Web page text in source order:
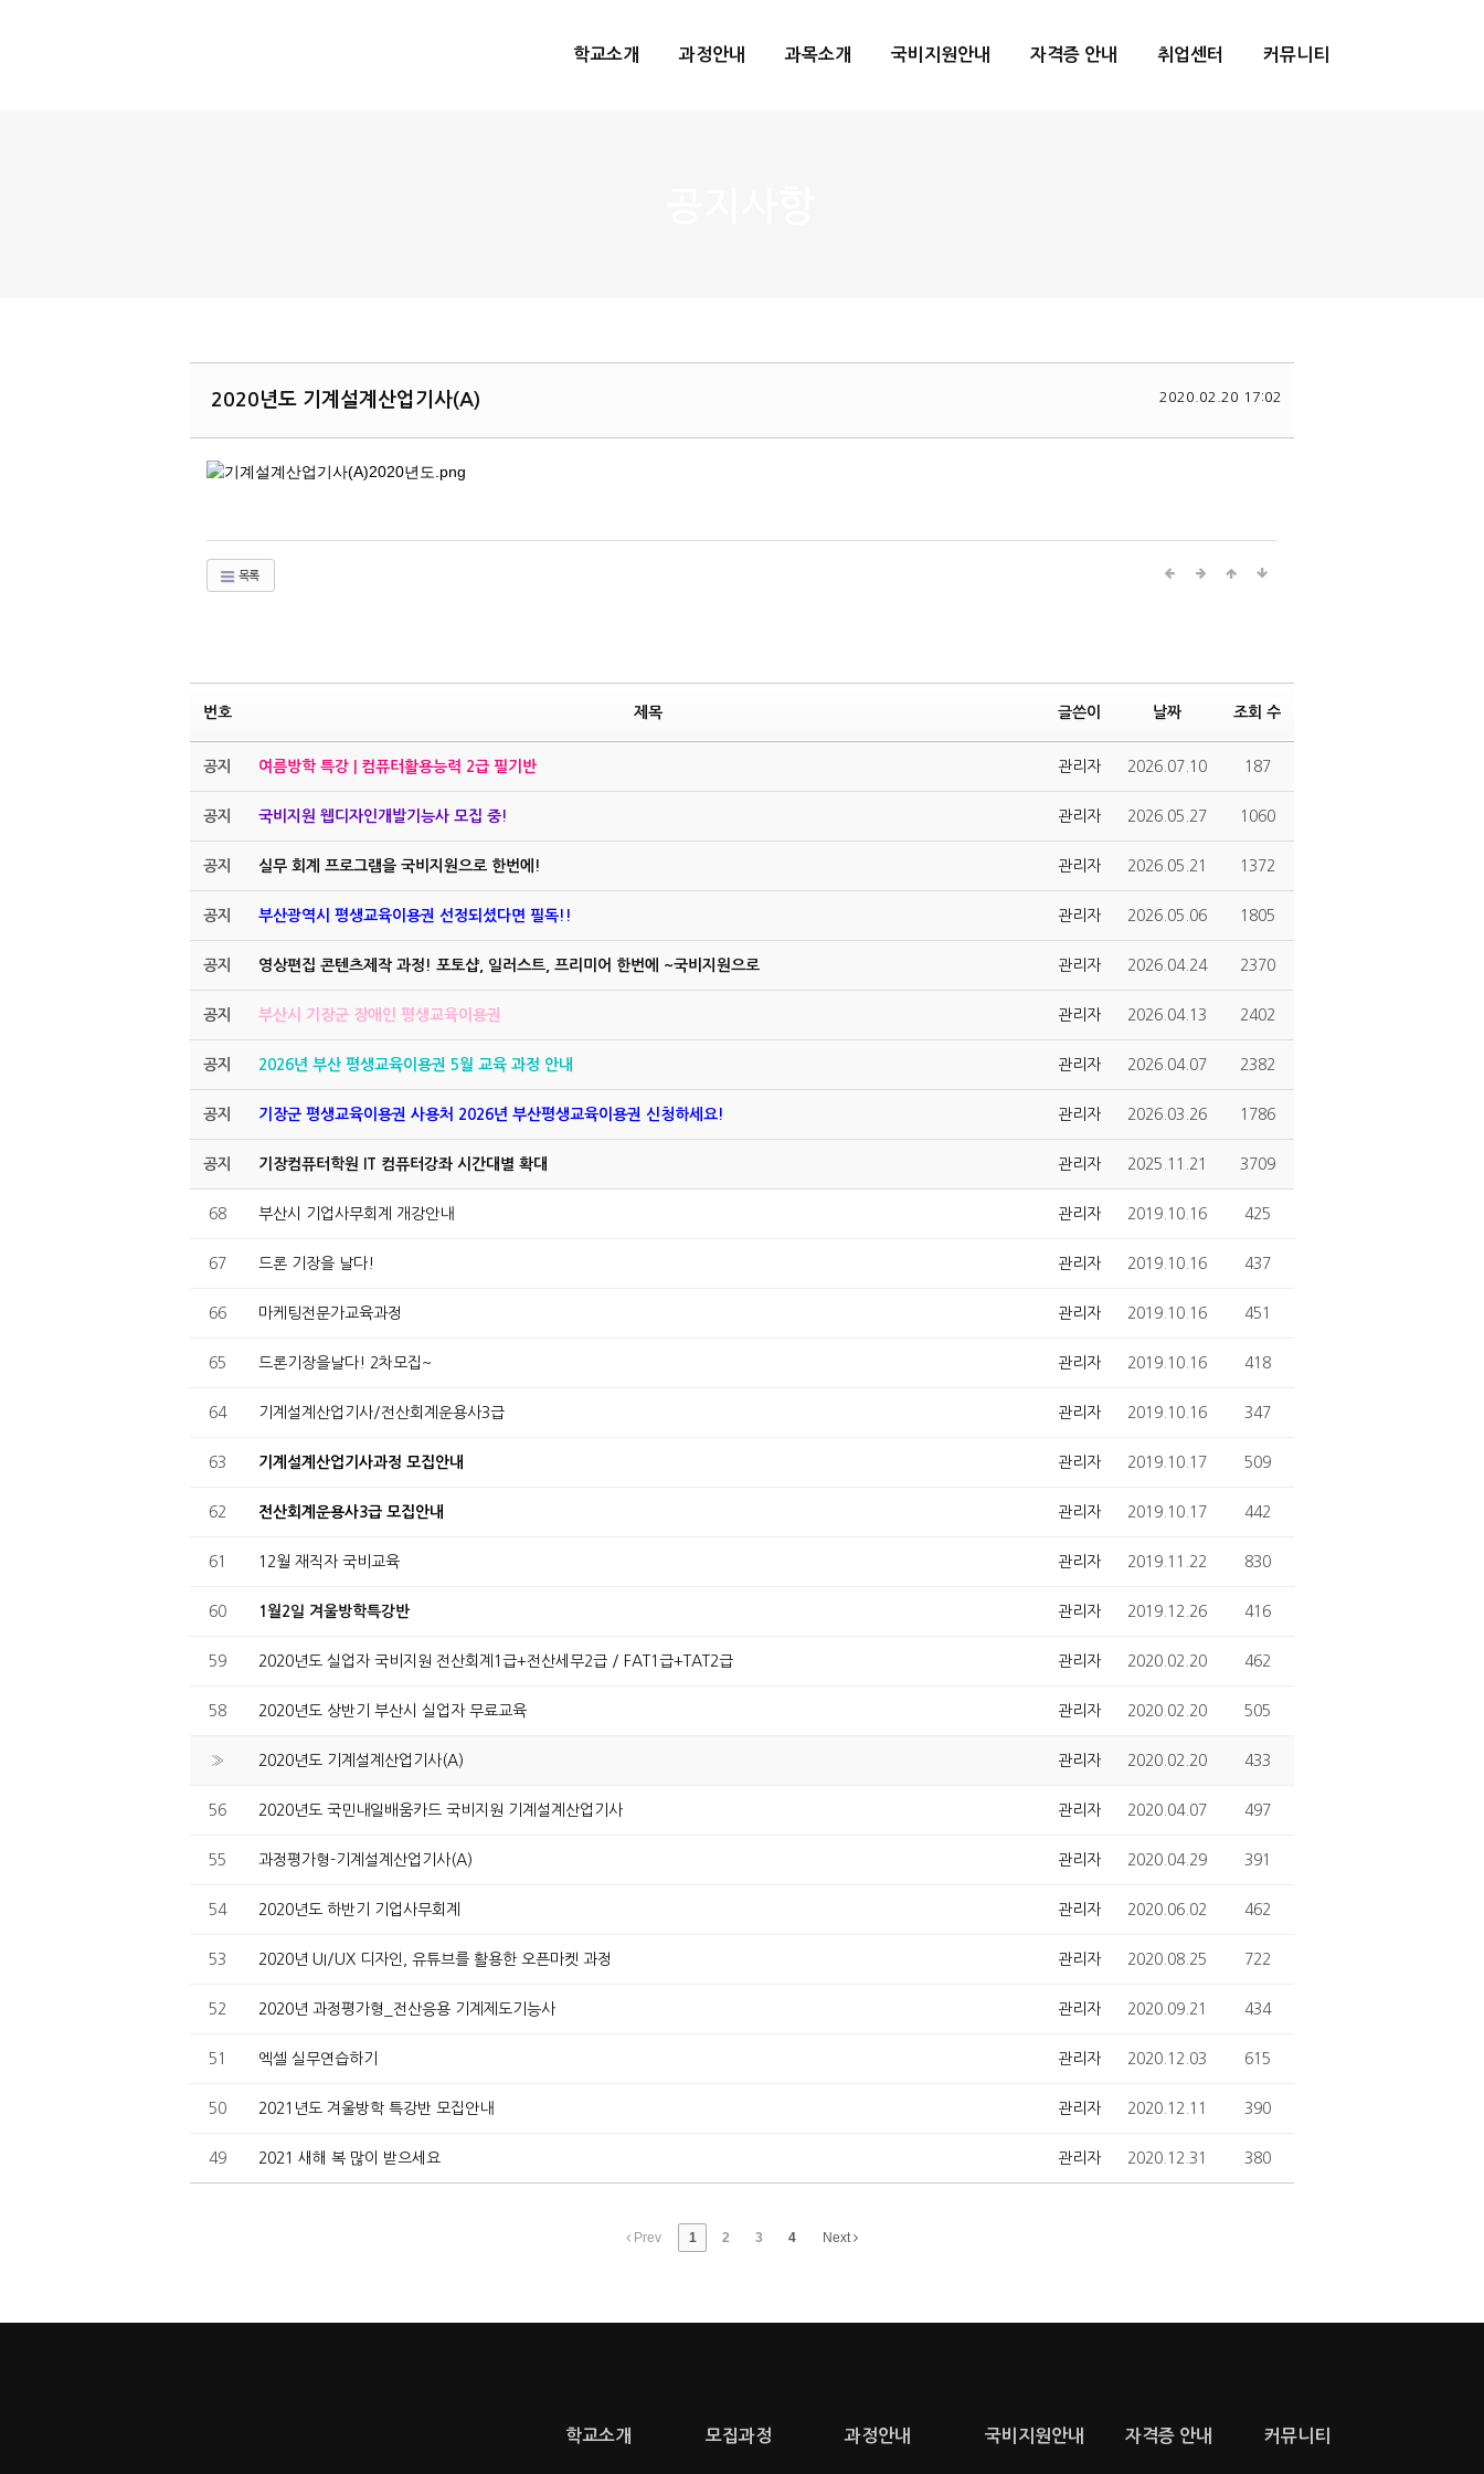
학교소개 과정안내 과목소개 국비지원안내 자격증 안내 취업센터 커뮤니티
2020.02.20 17:02
2020년도 기계설계산업기사(A)
목록
번호 제목 글쓴이 날짜 조회 수
공지 여름방학 특강 | 컴퓨터활용능력 2급 필기반 관리자 2026.07.10 187
공지 국비지원 웹디자인개발기능사 모집 중! 관리자 2026.05.27 1060
공지 실무 회계 프로그램을 국비지원으로 한번에! 관리자 2026.05.21 1372
공지 부산광역시 평생교육이용권 선정되셨다면 필독!! 관리자 2026.05.06 1805
공지 영상편집 콘텐츠제작 과정! 포토샵, 일러스트, 프리미어 한번에 ~국비지원으로 관리자 2026.04.24 2370
공지 부산시 기장군 장애인 평생교육이용권 관리자 2026.04.13 2402
공지 2026년 부산 평생교육이용권 5월 교육 과정 안내 관리자 2026.04.07 2382
공지 기장군 평생교육이용권 사용처 2026년 부산평생교육이용권 신청하세요! 관리자 2026.03.26 1786
공지 기장컴퓨터학원 IT 컴퓨터강좌 시간대별 확대 관리자 2025.11.21 3709
68 부산시 기업사무회계 개강안내 관리자 2019.10.16 425
67 드론 기장을 날다! 관리자 2019.10.16 437
66 마케팅전문가교육과정 관리자 2019.10.16 451
65 드론기장을날다! 2차모집~ 관리자 2019.10.16 418
64 기계설계산업기사/전산회계운용사3급 관리자 2019.10.16 347
63 기계설계산업기사과정 모집안내 관리자 2019.10.17 509
62 전산회계운용사3급 모집안내 관리자 2019.10.17 442
61 12월 재직자 국비교육 관리자 2019.11.22 830
60 1월2일 겨울방학특강반 관리자 2019.12.26 416
59 2020년도 실업자 국비지원 전산회계1급+전산세무2급 / FAT1급+TAT2급 관리자 2020.02.20 462
58 2020년도 상반기 부산시 실업자 무료교육 관리자 2020.02.20 505
» 2020년도 기계설계산업기사(A) 관리자 2020.02.20 433
56 2020년도 국민내일배움카드 국비지원 기계설계산업기사 관리자 2020.04.07 497
55 과정평가형-기계설계산업기사(A) 관리자 2020.04.29 391
54 2020년도 하반기 기업사무회계 관리자 2020.06.02 462
53 2020년 UI/UX 디자인, 유튜브를 활용한 오픈마켓 과정 관리자 2020.08.25 722
52 2020년 과정평가형_전산응용 기계제도기능사 관리자 2020.09.21 434
51 엑셀 실무연습하기 관리자 2020.12.03 615
50 2021년도 겨울방학 특강반 모집안내 관리자 2020.12.11 390
49 2021 새해 복 많이 받으세요 관리자 2020.12.31 380
Prev 1 2 3 4 Next
학교소개 모집과정 과정안내 국비지원안내 자격증 안내 커뮤니티